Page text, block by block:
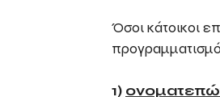
Όσοι κάτοικοι
1)